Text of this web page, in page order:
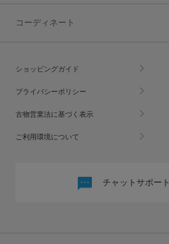
コーディネート
ショッピングガイド
プライバシーポリシー
古物営業法に基づく表示
ご利用環境について
チャットサポート